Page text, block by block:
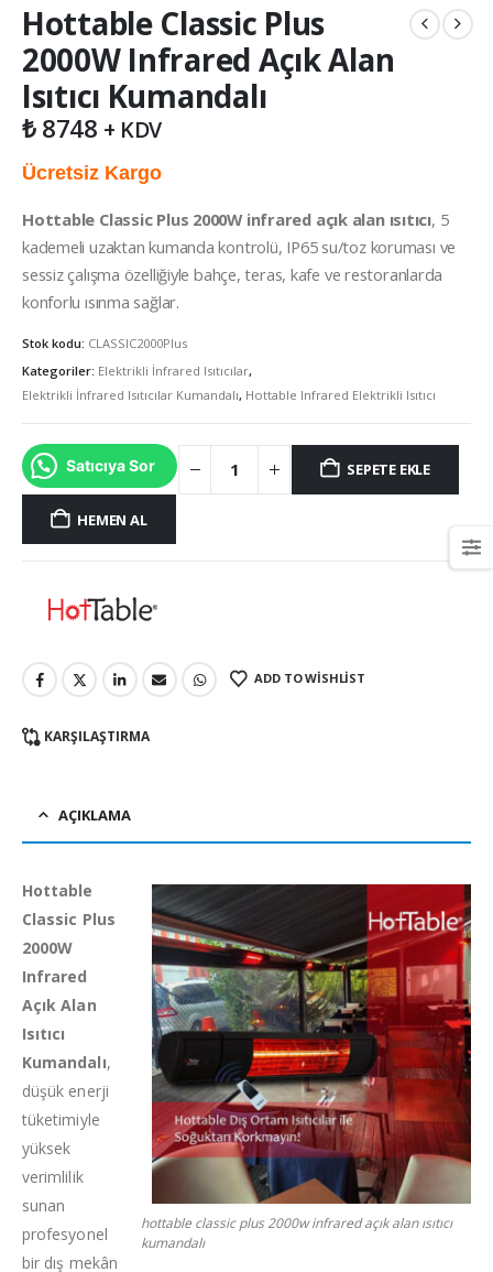
Hottable Classic Plus
2000W Infrared Açık Alan
Isıtıcı Kumandalı
₺8748 + KDV
Ücretsiz Kargo
Hottable Classic Plus 2000W infrared açık alan ısıtıcı, 5
kademeli uzaktan kumanda kontrolü, IP65 su/toz koruması ve
sessiz çalışma özelliğiyle bahçe, teras, kafe ve restoranlarda
konforlu ısınma sağlar.
Stok kodu: CLASSIC2000Plus
Kategoriler: Elektrikli İnfrared Isıtıcılar,
Elektrikli İnfrared Isıtıcılar Kumandalı, Hottable Infrared Elektrikli Isıtıcı
Satıcıya Sor SEPETE EKLE
HEMEN AL
ADD TO WISHLIST
KARŞILAŞTIRMA
AÇIKLAMA
hottable classic plus 2000w infrared açık alan ısıtıcı
kumandalı
Hottable
Classic Plus
2000W
Infrared
Açık Alan
Isıtıcı
Kumandalı,
düşük enerji
tüketimiyle
yüksek
verimlilik
sunan
profesyonel
bir dış mekân